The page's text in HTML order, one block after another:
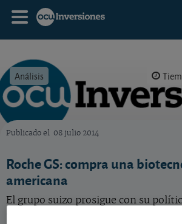
Análisis
Publicado el 08 julio 2014
Roche GS: compra una
americana
El grupo suizo prosigue con su